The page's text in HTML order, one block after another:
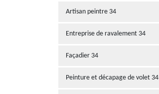
Artisan peintre 34
Entreprise de ravalement 34
Façadier 34
Peinture et décapage de volet 34